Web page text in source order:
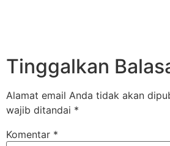
Tinggalkan
Alamat email Anda tidak akan
wajib ditandai *
Komentar *